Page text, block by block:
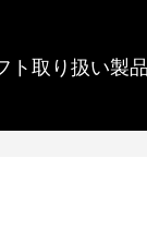
ト取り扱い製